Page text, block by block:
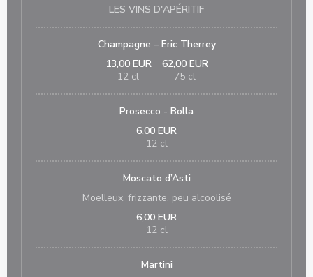
LES VINS D'APÉRITIF
Champagne – Eric Therrey
13,00 EUR
12 cl
62,00 EUR
75 cl
Prosecco - Bolla
6,00 EUR
12 cl
Moscato d’Asti
Moelleux, frizzante, peu alcoolisé
6,00 EUR
12 cl
Martini